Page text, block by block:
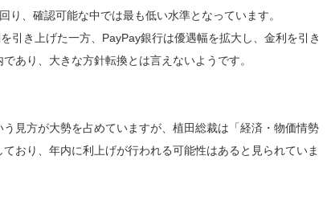
、確認可能な中では最も低い水準となっています。
引き上げた一方、PayPay銀行は優遇幅を拡大し、金利を引き
あり、大きな方針転換とは言えないようです。
見方が大勢を占めていますが、植田総裁は「経済・物価情勢
おり、年内に利上げが行われる可能性はあると見られていま